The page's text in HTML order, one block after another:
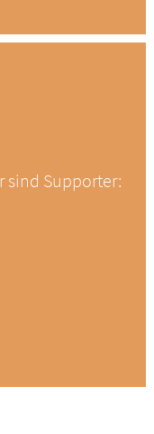
sind Supporter: